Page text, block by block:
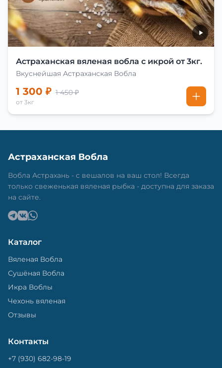
Астраханская вяленая вобла с икрой от 3кг.
Вкуснейшая Астраханская Вобла
1 300 ₽ 1 450 ₽
от 3кг
Астраханская Вобла
Вобла Астрахань - с вешалов на ваш стол! Всегда
только свеженькая вяленая рыбка - доступна для заказа
на сайте.
Каталог
Вяленая Вобла
Сушёная Вобла
Икра Воблы
Чехонь вяленая
Отзывы
Контакты
+7 (930) 682-98-19